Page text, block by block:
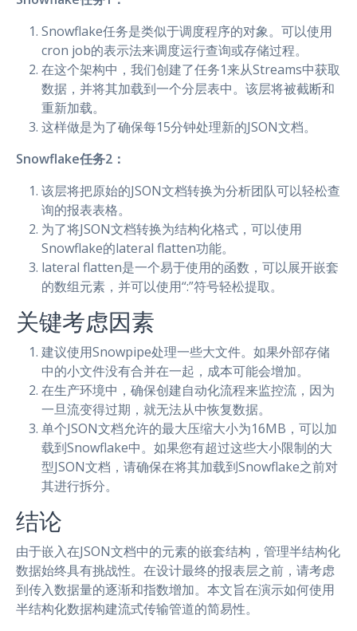
Snowflake任务是类似于调度程序的对象。可以使用
cron job的表示法来调度运行查询或存储过程。
在这个架构中，我们创建了任务1来从Streams中获取
数据，并将其加载到一个分层表中。该层将被截断和
重新加载。
这样做是为了确保每15分钟处理新的JSON文档。
Snowflake任务2：
该层将把原始的JSON文档转换为分析团队可以轻松查
询的报表表格。
为了将JSON文档转换为结构化格式，可以使用
Snowflake的lateral flatten功能。
lateral flatten是一个易于使用的函数，可以展开嵌套
的数组元素，并可以使用“:”符号轻松提取。
关键考虑因素
建议使用Snowpipe处理一些大文件。如果外部存储
中的小文件没有合并在一起，成本可能会增加。
在生产环境中，确保创建自动化流程来监控流，因为
一旦流变得过期，就无法从中恢复数据。
单个JSON文档允许的最大压缩大小为16MB，可以加
载到Snowflake中。如果您有超过这些大小限制的大
型JSON文档，请确保在将其加载到Snowflake之前对
其进行拆分。
结论
由于嵌入在JSON文档中的元素的嵌套结构，管理半结构化
数据始终具有挑战性。在设计最终的报表层之前，请考虑
到传入数据量的逐渐和指数增加。本文旨在演示如何使用
半结构化数据构建流式传输管道的简易性。